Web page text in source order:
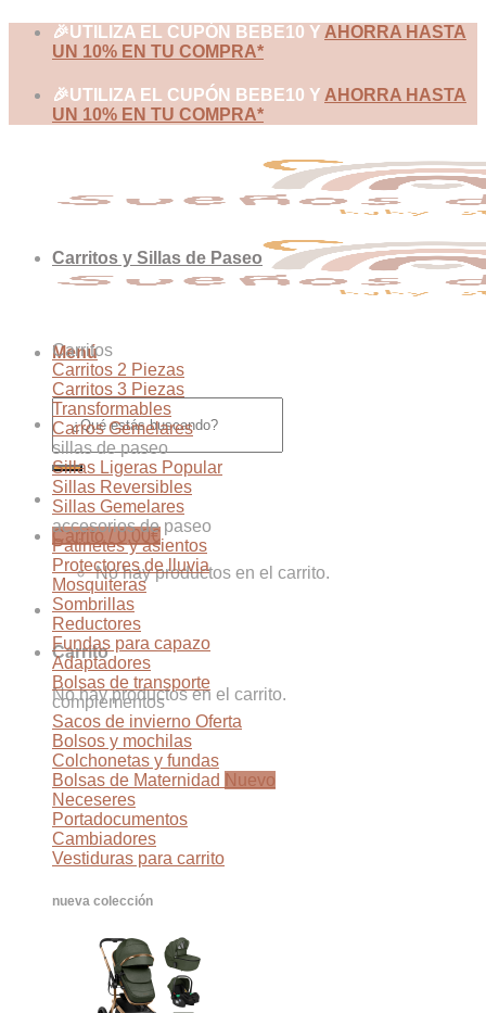
Skip
🎉UTILIZA EL CUPÓN BEBE10 Y AHORRA HASTA
UN 10% EN TU COMPRA*
🎉UTILIZA EL CUPÓN BEBE10 Y AHORRA HASTA
UN 10% EN TU COMPRA*
Menú
Buscar
por:
Carrito /0,00€
No hay productos en el carrito.
Carrito
No hay productos en el carrito.
Carritos y Sillas de Paseo
Carritos
Carritos 2 Piezas
Carritos 3 Piezas
Transformables
Carros Gemelares
sillas de paseo
Sillas Ligeras
Sillas Reversibles
Sillas Gemelares
accesorios de paseo
Patinetes y asientos
Protectores de lluvia
Mosquiteras
Sombrillas
Reductores
Fundas para capazo
Adaptadores
Bolsas de transporte
complementos
Sacos de invierno
Bolsos y mochilas
Colchonetas y fundas
Bolsas de Maternidad
Neceseres
Portadocumentos
Cambiadores
Vestiduras para carrito
nueva colección